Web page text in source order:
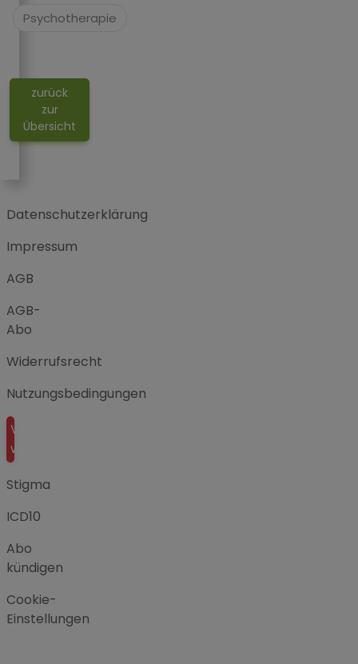
Psychotherapie
zurück
zur
Übersicht
Datenschutzerklärung
Impressum
AGB
AGB-
Abo
Widerrufsrecht
Nutzungsbedingungen
Vertrag
widerrufen
Stigma
ICD10
Abo
kündigen
Cookie-
Einstellungen